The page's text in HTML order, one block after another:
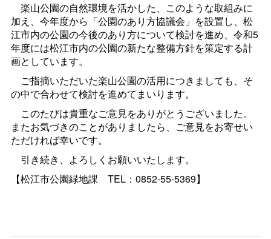
楽山公園の自然環境を活かした、このような取組みに
加え、今年度から「公園のあり方協議会」を設置し、松
江市内の公園の今後のあり方について検討を進め、令和5
年度には松江市内の公園の新たな整備方針を策定する計
画としています。
ご指摘いただいた楽山公園の活用につきましても、そ
の中で合わせて検討を進めてまいります。
このたびは貴重なご意見をありがとうございました。
またお気づきのことがありましたら、ご意見をお寄せい
ただければ幸いです。
引き続き、よろしくお願いいたします。
【松江市公園緑地課 TEL：0852-55-5369】